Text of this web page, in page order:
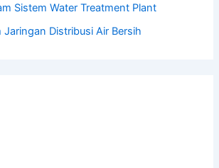
Sistem Water Treatment Plant
Jaringan Distribusi Air Bersih